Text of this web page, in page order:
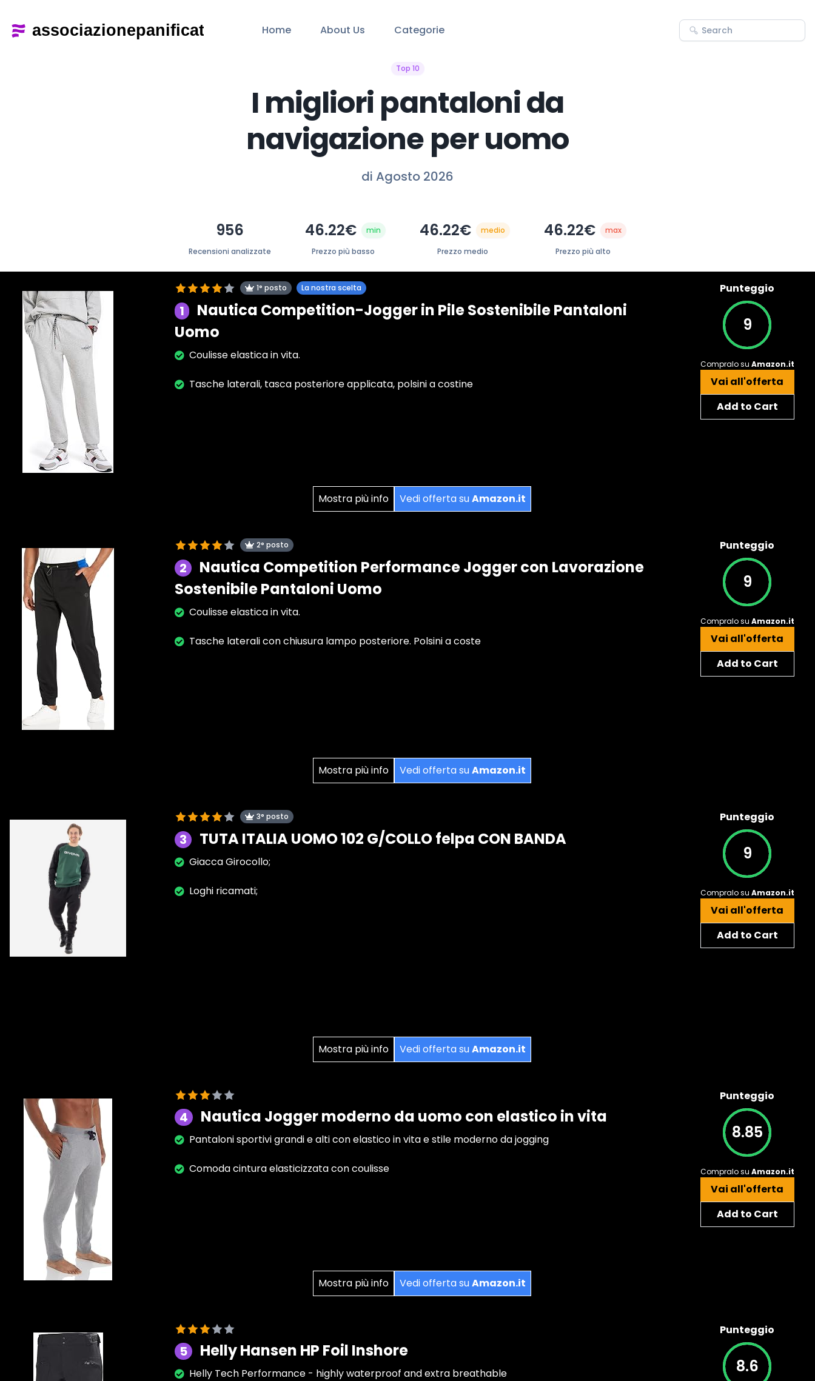
Home About Us Categorie
Top 10
I migliori pantaloni da
navigazione per uomo
di Agosto 2026
956
Recensioni analizzate
46.22€ min
Prezzo più basso
46.22€ medio
Prezzo medio
46.22€ max
Prezzo più alto
1° posto La nostra scelta
1
Nautica Competition-Jogger in Pile Sostenibile Pantaloni
Uomo
Coulisse elastica in vita.
Tasche laterali, tasca posteriore applicata, polsini a costine
Mostra più info Vedi offerta suAmazon.it
Punteggio
9
Compralo su Amazon.it
Vai all'offerta
Add to Cart
2° posto
2
Nautica Competition Performance Jogger con Lavorazione
Sostenibile Pantaloni Uomo
Coulisse elastica in vita.
Tasche laterali con chiusura lampo posteriore. Polsini a coste
Mostra più info Vedi offerta suAmazon.it
Punteggio
9
Compralo su Amazon.it
Vai all'offerta
Add to Cart
3° posto
3 TUTA ITALIA UOMO 102 G/COLLO felpa CON BANDA
Giacca Girocollo;
Loghi ricamati;
Mostra più info Vedi offerta suAmazon.it
Punteggio
9
Compralo su Amazon.it
Vai all'offerta
Add to Cart
4 Nautica Jogger moderno da uomo con elastico in vita
Pantaloni sportivi grandi e alti con elastico in vita e stile moderno da jogging
Comoda cintura elasticizzata con coulisse
Mostra più info Vedi offerta suAmazon.it
Punteggio
8.85
Compralo su Amazon.it
Vai all'offerta
Add to Cart
5 Helly Hansen HP Foil Inshore
Helly Tech Performance - highly waterproof and extra breathable
Punteggio
8.6